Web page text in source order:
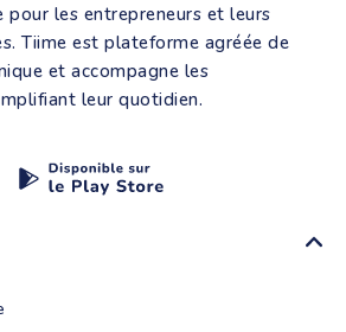
pour les entrepreneurs et leurs
Tiime est plateforme agréée de
et accompagne les
leur quotidien.